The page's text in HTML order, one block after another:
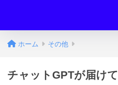
ホーム その他
チャットGPTが届け